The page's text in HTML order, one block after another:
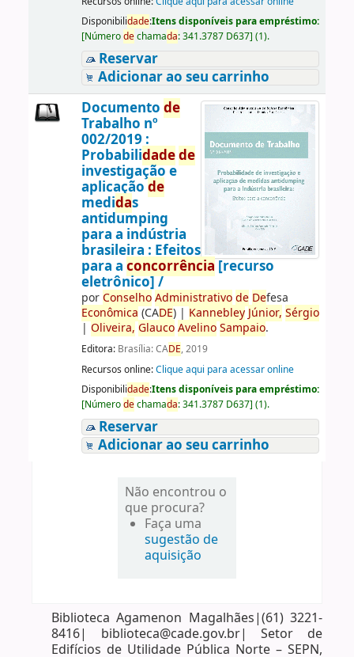
Disponibilidade:Itens disponíveis para empréstimo:
[Númerodechamada:341.3787 D637] (1).
Reservar
Adicionar ao seu carrinho
Documento de
Trabalho nº
002/2019 :
Probabilidadede
investigação e
aplicação de
medidas
antidumping
para a indústria
brasileira : Efeitos
para a concorrência [recurso
eletrônico] /
porConselho Administrativo de Defesa
Econômica (CADE)| Kannebley Júnior, Sérgio
| Oliveira, Glauco Avelino Sampaio.
Editora: Brasília: CADE, 2019
Recursos online:Clique aqui para acessar online
Disponibilidade:Itens disponíveis para empréstimo:
[Númerodechamada:341.3787 D637] (1).
Reservar
Adicionar ao seu carrinho
Não encontrou o
que procura?
Faça uma
sugestão de
aquisição
Biblioteca Agamenon Magalhães|(61) 3221-
8416| biblioteca@cade.gov.br| Setor de
Edifícios de Utilidade Pública Norte – SEPN,